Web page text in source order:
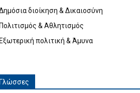
διοίκηση & Δικαιοσύνη
Πολιτισμός & Αθλητισμός
Εξωτερική πολιτική & Άμυνα
Γλώσσες